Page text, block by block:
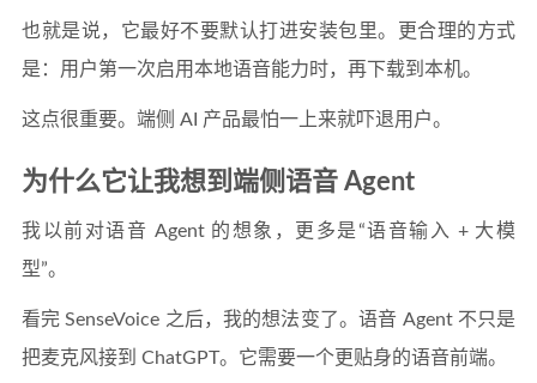
也就是说，它最好不要默认打进安装包里。更合理的方式
是：用户第一次启用本地语音能力时，再下载到本机。
这点很重要。端侧 AI 产品最怕一上来就吓退用户。
为什么它让我想到端侧语音 Agent
我以前对语音 Agent 的想象，更多是“语音输入 + 大模
型”。
看完 SenseVoice 之后，我的想法变了。语音 Agent 不只是
把麦克风接到 ChatGPT。它需要一个更贴身的语音前端。